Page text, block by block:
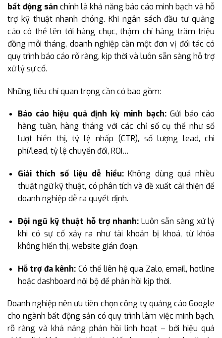
bất động sản chính là khả năng báo cáo minh bạch và hỗ
trợ kỹ thuật nhanh chóng. Khi ngân sách đầu tư quảng
cáo có thể lên tới hàng chục, thậm chí hàng trăm triệu
đồng mỗi tháng, doanh nghiệp cần một đơn vị đối tác có
quy trình báo cáo rõ ràng, kịp thời và luôn sẵn sàng hỗ trợ
xử lý sự cố.
Những tiêu chí quan trọng cần có bao gồm:
Báo cáo hiệu quả định kỳ minh bạch: Gửi báo cáo
hàng tuần, hàng tháng với các chỉ số cụ thể như số
lượt hiển thị, tỷ lệ nhấp (CTR), số lượng lead, chi
phí/lead, tỷ lệ chuyển đổi, ROI…
Giải thích số liệu dễ hiểu:Không dùng quá nhiều
thuật ngữ kỹ thuật, có phân tích và đề xuất cải thiện để
doanh nghiệp dễ ra quyết định.
Đội ngũ kỹ thuật hỗ trợ nhanh:Luôn sẵn sàng xử lý
khi có sự cố xảy ra như tài khoản bị khoá, từ khóa
không hiển thị, website gián đoạn.
Hỗ trợ đa kênh: Có thể liên hệ qua Zalo, email, hotline
hoặc dashboard nội bộ để phản hồi kịp thời.
Doanh nghiệp nên ưu tiên chọn công ty quảng cáo Google
cho ngành bất động sản có quy trình làm việc minh bạch,
rõ ràng và khả năng phản hồi linh hoạt – bởi hiệu quả